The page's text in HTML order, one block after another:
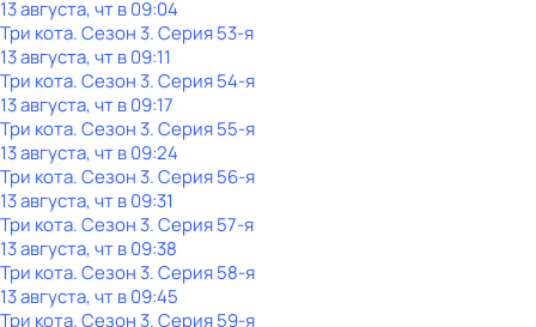
13 августа, чт в 09:04
Три кота. Сезон 3. Серия 53-я
13 августа, чт в 09:11
Три кота. Сезон 3. Серия 54-я
13 августа, чт в 09:17
Три кота. Сезон 3. Серия 55-я
13 августа, чт в 09:24
Три кота. Сезон 3. Серия 56-я
13 августа, чт в 09:31
Три кота. Сезон 3. Серия 57-я
13 августа, чт в 09:38
Три кота. Сезон 3. Серия 58-я
13 августа, чт в 09:45
Три кота. Сезон 3. Серия 59-я